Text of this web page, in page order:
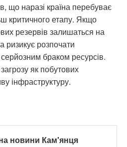
що наразі країна перебуває
критичного етапу. Якщо
резервів залишаться на
ризикує розпочати
браком ресурсів.
як побутових
інфраструктуру.
новини Кам'янця